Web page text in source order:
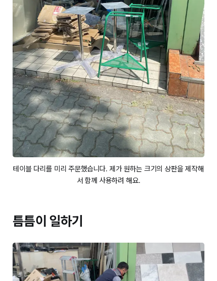
테이블 다리를 미리 주문했습니다. 제가 원하는 크기의 상판을 제작해
서 함께 사용하려 해요.
틈틈이 일하기